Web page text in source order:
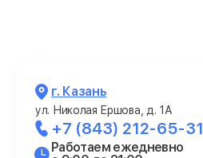
г. Казань
ул. Николая Ершова, д. 1А
+7 (843) 212-65-31
Работаем ежедневно